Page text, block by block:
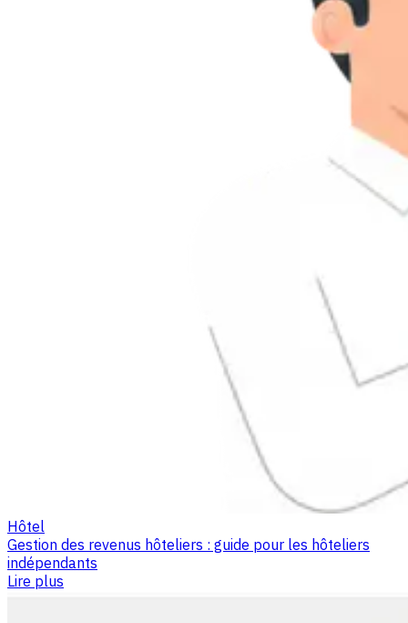
Hôtel
Gestion des revenus hôteliers : guide pour les hôteliers
indépendants
Lire plus